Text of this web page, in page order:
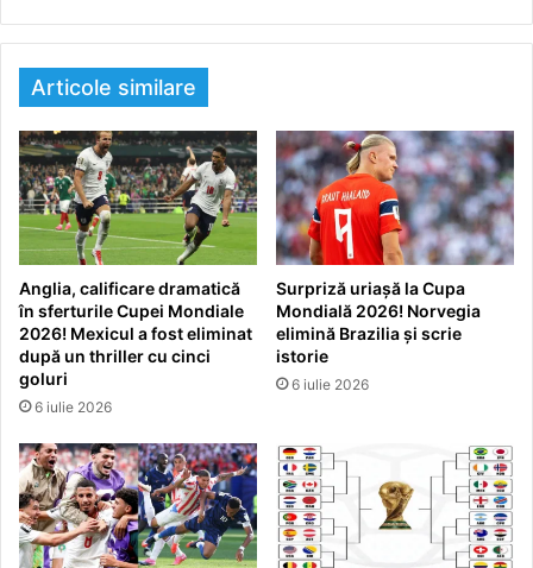
Articole similare
Anglia, calificare dramatică
în sferturile Cupei Mondiale
2026! Mexicul a fost eliminat
după un thriller cu cinci
goluri
6 iulie 2026
Surpriză uriașă la Cupa
Mondială 2026! Norvegia
elimină Brazilia și scrie
istorie
6 iulie 2026